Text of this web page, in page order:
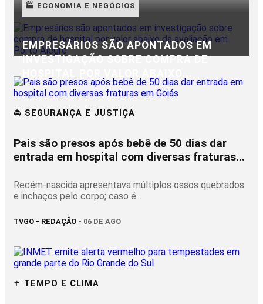
🏭 ECONOMIA E NEGÓCIOS
EMPRESÁRIOS SÃO APONTADOS EM
INVESTIGAÇÃO SOBRE COMPRA DE
🚔 SEGURANÇA E JUSTIÇA
Pais são presos após bebê de 50 dias dar
entrada em hospital com diversas fraturas...
Recém-nascida apresentava múltiplos ossos quebrados
e inchaços pelo corpo; caso é...
TVGO - REDAÇÃO - 06 DE AGO
☂️ TEMPO E CLIMA